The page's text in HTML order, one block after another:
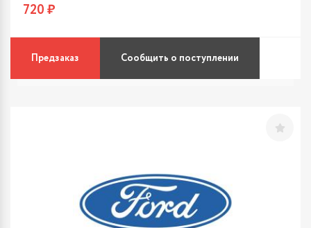
720 ₽
Предзаказ Сообщить о поступлении